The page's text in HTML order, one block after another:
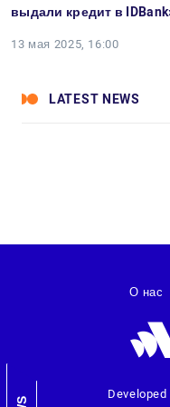
выдали кредит в
13 мая 2025, 16:00
LATEST NEWS
О нас